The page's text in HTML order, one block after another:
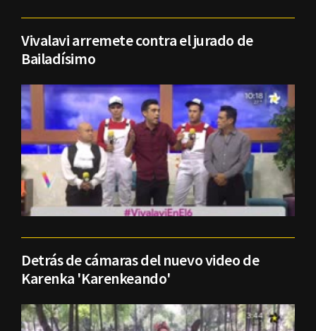
Vivalavi arremete contra el jurado de
Bailadísimo
Detrás de cámaras del nuevo video de
Karenka 'Karenkeando'